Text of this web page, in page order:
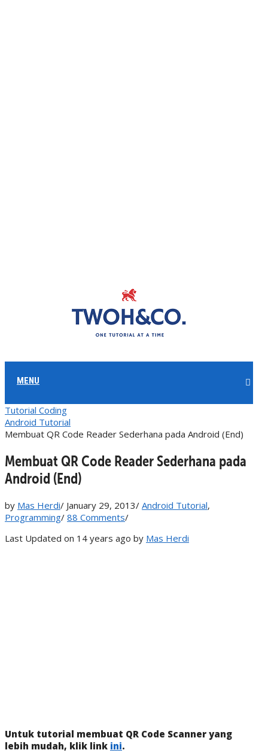
MENU
Tutorial Coding
Android Tutorial
Membuat QR Code Reader Sederhana pada Android (End)
Membuat QR Code Reader Sederhana pada
Android (End)
by Mas Herdi/ January 29, 2013/ Android Tutorial,
Programming/ 88 Comments/
Last Updated on 14 years ago by Mas Herdi
Untuk tutorial membuat QR Code Scanner yang
lebih mudah, klik link ini.